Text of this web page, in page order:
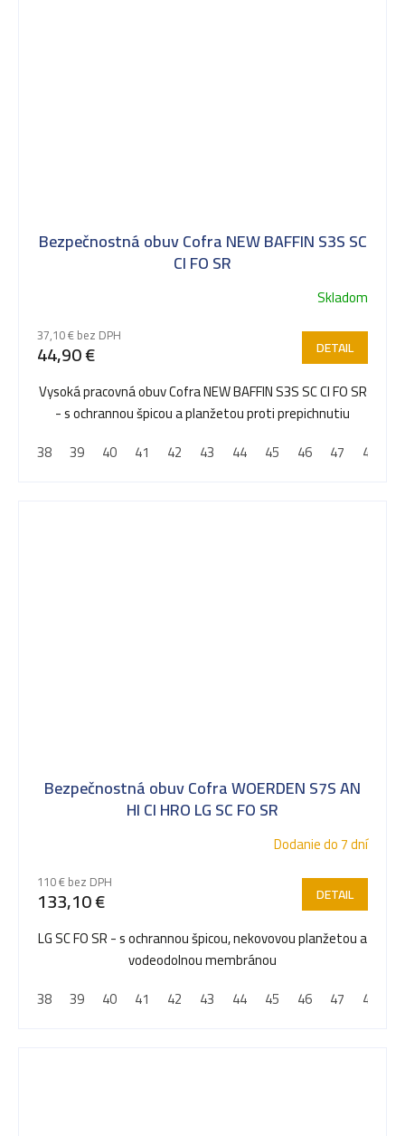
Bezpečnostná obuv Cofra NEW BAFFIN S3S SC
CI FO SR
Skladom
37,10 € bez DPH
44,90 € DETAIL
Vysoká pracovná obuv Cofra NEW BAFFIN S3S SC CI FO SR
- s ochrannou špicou a planžetou proti prepichnutiu
38
39 40 41 42 43 44 45 46 47 48
Bezpečnostná obuv Cofra WOERDEN S7S AN
HI CI HRO LG SC FO SR
Dodanie do 7 dní
110 € bez DPH
133,10 € DETAIL
LG SC FO SR - s ochrannou špicou, nekovovou planžetou a
vodeodolnou membránou
38
39 40 41 42 43 44 45 46 47 48